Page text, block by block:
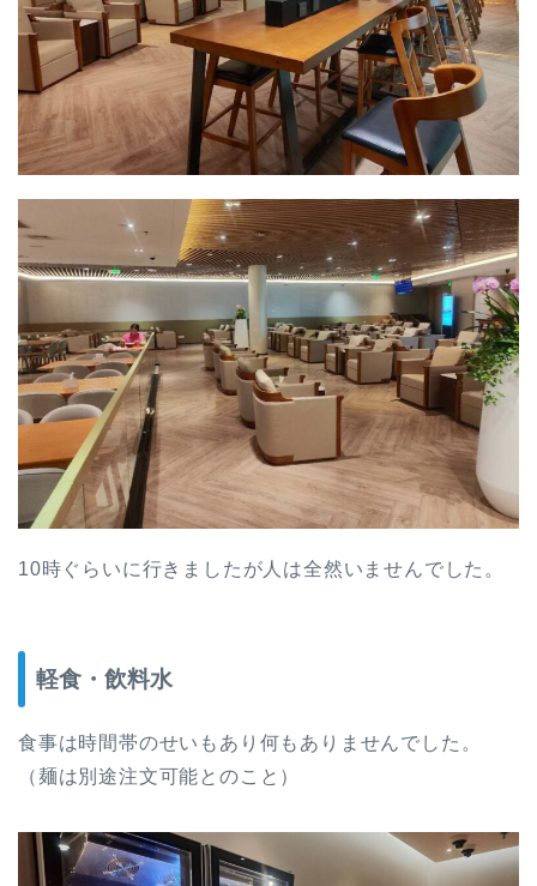
10時ぐらいに行きましたが人は全然いませんでした。
軽食・飲料水
食事は時間帯のせいもあり何もありませんでした。
（麺は別途注文可能とのこと）